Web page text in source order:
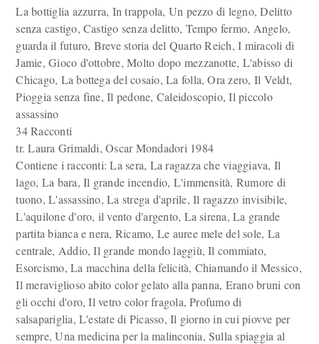
La bottiglia azzurra, In trappola, Un pezzo di legno, Delitto
senza castigo, Castigo senza delitto, Tempo fermo, Angelo,
guarda il futuro, Breve storia del Quarto Reich, I miracoli di
Jamie, Gioco d'ottobre, Molto dopo mezzanotte, L'abisso di
Chicago, La bottega del cosaio, La folla, Ora zero, Il Veldt,
Pioggia senza fine, Il pedone, Caleidoscopio, Il piccolo
assassino
34 Racconti
tr. Laura Grimaldi, Oscar Mondadori 1984
Contiene i racconti: La sera, La ragazza che viaggiava, Il
lago, La bara, Il grande incendio, L'immensità, Rumore di
tuono, L'assassino, La strega d'aprile, Il ragazzo invisibile,
L'aquilone d'oro, il vento d'argento, La sirena, La grande
partita bianca e nera, Ricamo, Le auree mele del sole, La
centrale, Addio, Il grande mondo laggiù, Il commiato,
Esorcismo, La macchina della felicità, Chiamando il Messico,
Il meraviglioso abito color gelato alla panna, Erano bruni con
gli occhi d'oro, Il vetro color fragola, Profumo di
salsapariglia, L'estate di Picasso, Il giorno in cui piovve per
sempre, Una medicina per la malinconia, Sulla spiaggia al